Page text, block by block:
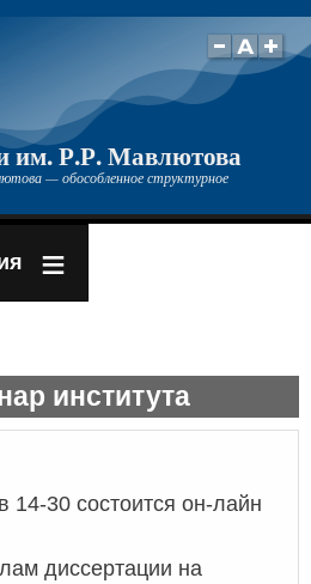
им. Р.Р. Мавлютова
— обособленное структурное
института
14-30 состоится он-лайн
диссертации на